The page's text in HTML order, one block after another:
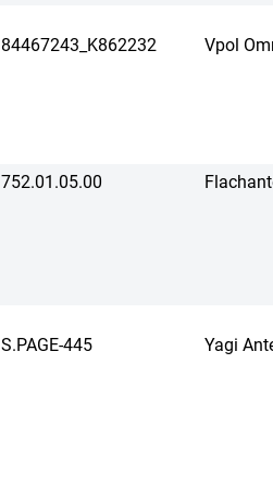
84467243_K862232 Vpol
752.01.05.00
S.PAGE-445 Yagi